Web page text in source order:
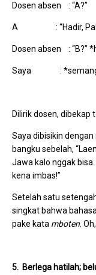
Dosen absen : “A?”
A : “Hadir,
Dosen absen : “B?”
Saya :
Dilirik dosen, dibekap
Saya dibisikin
bangku sebelah,
Jawa kalo nggak
kena imbas!”
Setelah satu
singkat bahwa
pake kata mboten .
5. Berlega hatilah;